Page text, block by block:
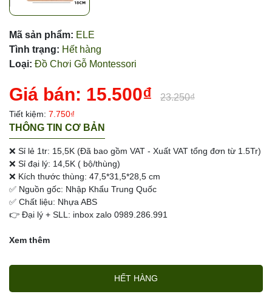
Mã sản phẩm: ELE
Tình trạng: Hết hàng
Loại: Đồ Chơi Gỗ Montessori
Giá bán: 15.500₫ 23.250₫
Tiết kiệm: 7.750₫
THÔNG TIN CƠ BẢN
❌ Sỉ lẻ 1tr: 15,5K (Đã bao gồm VAT - Xuất VAT tổng đơn từ 1.5Tr)
❌ Sỉ đại lý: 14,5K ( bộ/thùng)
❌ Kích thước thùng: 47,5*31,5*28,5 cm
✅ Nguồn gốc: Nhập Khẩu Trung Quốc
✅ Chất liệu: Nhựa ABS
👉 Đại lý + SLL: inbox zalo 0989.286.991
Xem thêm
HẾT HÀNG